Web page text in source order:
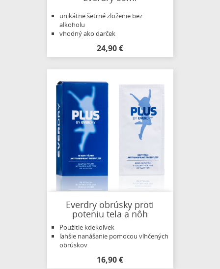
unikátne šetrné zloženie bez
alkoholu
vhodný ako darček
24,90 €
Everdry obrúsky proti
poteniu tela a nôh
Použitie kdekoľvek
ľahšie nanášanie pomocou vlhčených
obrúskov
16,90 €